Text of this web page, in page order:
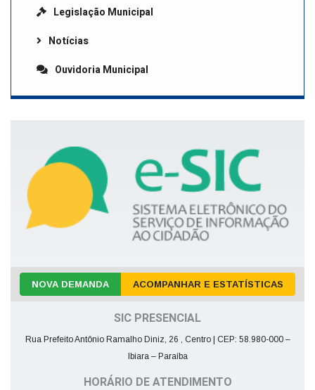
Legislação Municipal
Notícias
Ouvidoria Municipal
NOVA DEMANDA ACOMPANHAR E ESTATÍSTICAS
SIC PRESENCIAL
Rua Prefeito Antônio Ramalho Diniz, 26 , Centro | CEP: 58.980-000 –
Ibiara – Paraíba
HORÁRIO DE ATENDIMENTO